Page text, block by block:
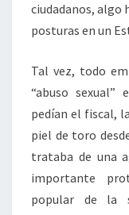
ciudadanos, algo
posturas en un
Tal vez, todo
“abuso sexual”
pedían el fiscal,
piel de toro
trataba de una
importante
popular de la